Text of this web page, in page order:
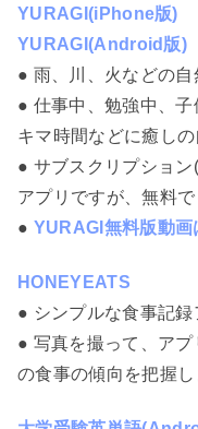
YURAGI(iPhone版)
YURAGI(Android版)
● 雨、川、火などの自
● 仕事中、勉強中、
キマ時間などに癒し
● サブスクリプショ
アプリですが、無料
● YURAGI無料版動画
HONEYEATS
● シンプルな食事記録
● 写真を撮って、ア
の食事の傾向を把握し